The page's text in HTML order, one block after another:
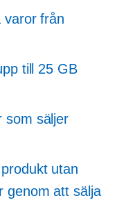
varor från
till 25 GB
som säljer
utan
genom att sälja